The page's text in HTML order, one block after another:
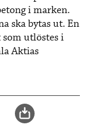
i marken.
ska bytas ut. En
utlöstes i
Aktias